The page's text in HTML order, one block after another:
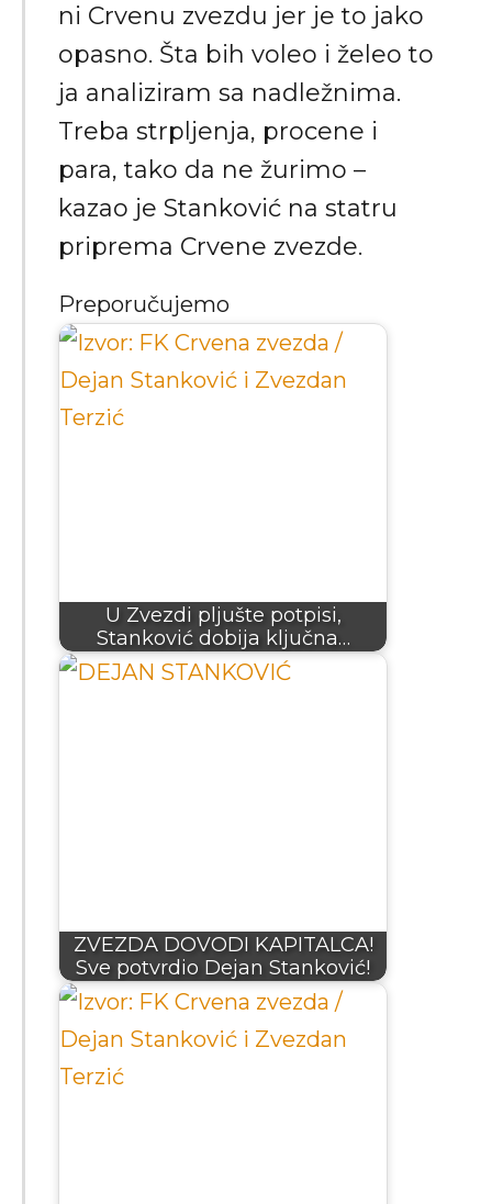
ni Crvenu zvezdu jer je to jako
opasno. Šta bih voleo i želeo to
ja analiziram sa nadležnima.
Treba strpljenja, procene i
para, tako da ne žurimo –
kazao je Stanković na statru
priprema Crvene zvezde.
Preporučujemo
U Zvezdi pljušte potpisi,
Stanković dobija ključna…
ZVEZDA DOVODI KAPITALCA!
Sve potvrdio Dejan Stanković!